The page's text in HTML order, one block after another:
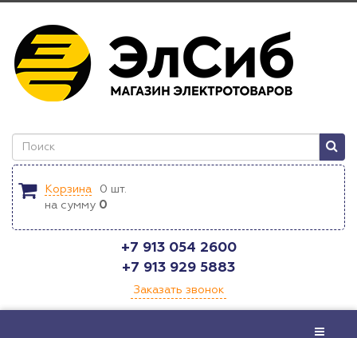
Корзина 0 шт.
на сумму 0
+7 913 054 2600
+7 913 929 5883
Заказать звонок
Меню